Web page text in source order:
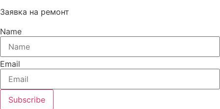
Заявка на ремонт
Name
Email
Subscribe